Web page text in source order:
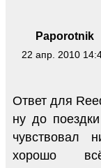
Paporotnik
22 апр. 2010
Ответ для
ну до
чувствовал
хорошо